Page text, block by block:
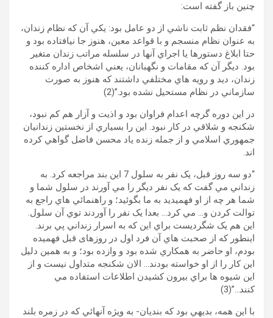
چنين باز گفته است:
“فقدان نظم ثابت ناشي از دو عامل بود: يکي آن که نظام زندان،
به عنوان نظام منسجم و با قواعد معين، هنوز جا نيافتاده بود و
حتا ابلاغ دستورها يا اجراي آنها در سلسله مراتب زندان متغير
بود. ديگر آن که مقامات و نگهبانان، يعني اشخاص اداره کننده
زندان، ديد و رويه هاي مختلفي داشتند که هنوز به صورت
سازماني در نظام مستحيل نشده بود.”(2)
در اين دوره گرچه اعدام فراوان بود و اذيت و آزار هم کم نبود،
شکنجه و شلاقي در کار نبود. اين را بسياري از نخستين زندانيان
جمهوري اسلامي و از جمله زنده ياد محسن فاضل گواهي کرده
اند.
“دو سه روز قبل، يک نفر به سلول 7 اين بند مراجعه کرد. به
زنداني مي گفت که يک نفر ديگر را مي آورند در سلول شما و
شما هر چه از او فهميديد به ما بگوئيد؛ و راهنمائي هاي راجع به
توالت کردن و… مي کرد… بعدا يک نفر را آوردند توي آن سلول.
اين هم يک شگرديست براي اين که به اسرار زنداني پي برند.
اينطور که از صحبت هاي آن فرد اول در روزهای قبل فهميده
بودم، او حاضر به همکاري شده بود و وازده بود؛ و به همين دليل
اين کار را از او خواسته بودند… الان شکنجه متداول نيست و از
اين شيوه ها براي بيرون کشيدن اطلاعات استفاده مي
کنند…”(3)
با اين همه، بديهي بود که بنديان- به ويژه آنهائي که در زمره بلند